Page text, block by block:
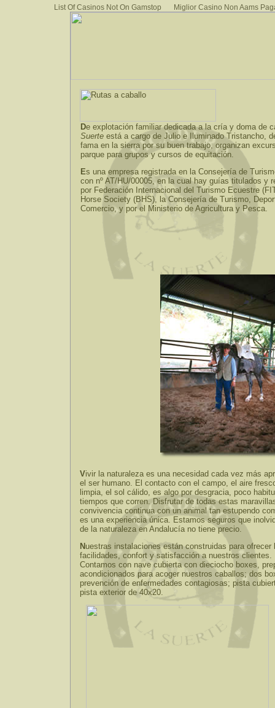
List Of Casinos Not On Gamstop Miglior Casino Non Aams
De explotación familiar dedicada a la cría y doma de
Suerte está a cargo de Julio e Iluminado Tristancho,
fama en la sierra por su buen trabajo, organizan
parque para grupos y cursos de equitación.
Es una empresa registrada en la Consejería de
con nº AT/HU/00005, en la cual hay guías titulados y
por Federación Internacional del Turismo Ecuestre
Horse Society (BHS), la Consejería de Turismo,
Comercio, y por el Ministerio de Agricultura y Pesca.
Vivir la naturaleza es una necesidad cada vez más
el ser humano. El contacto con el campo, el aire
limpia, el sol cálido, es algo por desgracia, poco
tiempos que corren. Disfrutar de todas estas
convivencia continua con un animal tan estupendo
es una experiencia única. Estamos seguros que
de la naturaleza en Andalucía no tiene precio.
N uestras instalaciones están construidas para ofrecer
facilidades, confort y satisfacción a nuestros clientes.
Contamos con nave cubierta con dieciocho boxes,
acondicionados para acoger nuestros caballos; dos
prevención de enfermedades contagiosas; pista
pista exterior de 40x20.